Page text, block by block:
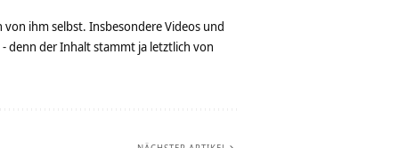
ihm selbst. Insbesondere Videos und
denn der Inhalt stammt ja letztlich von